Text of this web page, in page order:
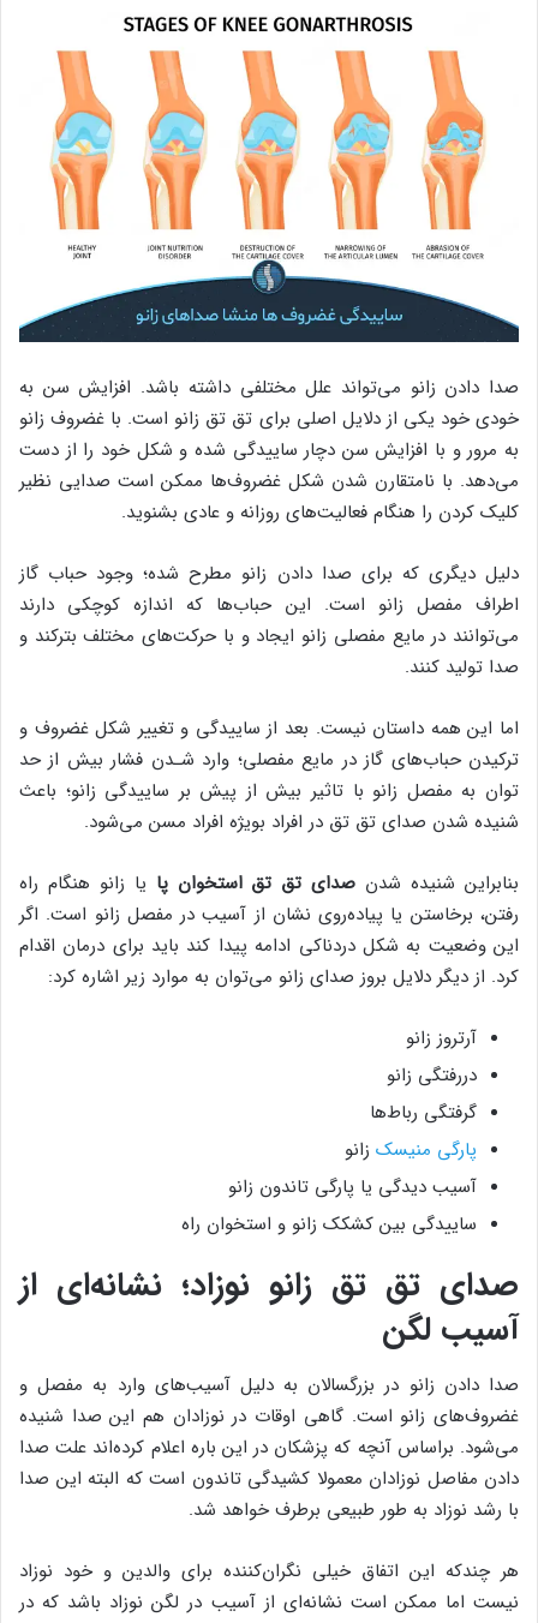
صدا دادن زانو می‌تواند علل مختلفی داشته باشد. افزایش سن به
خودی خود یکی از دلایل اصلی برای تق تق زانو است. با غضروف زانو
به مرور و با افزایش سن دچار ساییدگی شده و شکل خود را از دست
می‌دهد. با نامتقارن شدن شکل غضروف‌ها ممکن است صدایی نظیر
کلیک کردن را هنگام فعالیت‌های روزانه و عادی بشنوید.
دلیل دیگری که برای صدا دادن زانو مطرح شده؛ وجود حباب گاز
اطراف مفصل زانو است. این حباب‌ها که اندازه کوچکی دارند
می‌توانند در مایع مفصلی زانو ایجاد و با حرکت‌های مختلف بترکند و
صدا تولید کنند.
اما این همه داستان نیست. بعد از ساییدگی و تغییر شکل غضروف و
ترکیدن حباب‌های گاز در مایع مفصلی؛ وارد شـدن فشار بیش از حد
توان به مفصل زانو با تاثیر بیش از پیش بر ساییدگی زانو؛ باعث
شنیده شدن صدای تق تق در افراد بویژه افراد مسن می‌شود.
بنابراین شنیده شدن صدای تق تق استخوان پا یا زانو هنگام راه
رفتن، برخاستن یا پیاده‌روی نشان از آسیب در مفصل زانو است. اگر
این وضعیت به شکل دردناکی ادامه پیدا کند باید برای درمان اقدام
کرد. از دیگر دلایل بروز صدای زانو می‌توان به موارد زیر اشاره کرد:
آرتروز زانو
دررفتگی زانو
گرفتگی رباط‌ها
پارگی منیسک زانو
آسیب دیدگی یا پارگی تاندون زانو
ساییدگی بین کشکک زانو و استخوان راه
صدای تق تق زانو نوزاد؛ نشانه‌ای از
آسیب لگن
صدا دادن زانو در بزرگسالان به دلیل آسیب‌های وارد به مفصل و
غضروف‌های زانو است. گاهی اوقات در نوزادان هم این صدا شنیده
می‌شود. براساس آنچه که پزشکان در این باره اعلام کرده‌اند علت صدا
دادن مفاصل نوزادان معمولا کشیدگی تاندون است که البته این صدا
با رشد نوزاد به طور طبیعی برطرف خواهد شد.
هر چندکه این اتفاق خیلی نگران‌کننده برای والدین و خود نوزاد
نیست اما ممکن است نشانه‌ای از آسیب در لگن نوزاد باشد که در